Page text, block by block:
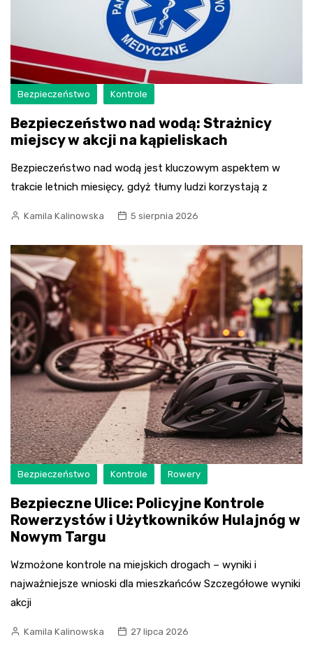
Bezpieczeństwo Kontrole
Bezpieczeństwo nad wodą: Strażnicy
miejscy w akcji na kąpieliskach
Bezpieczeństwo nad wodą jest kluczowym aspektem w
trakcie letnich miesięcy, gdyż tłumy ludzi korzystają z
Kamila Kalinowska 5 sierpnia 2026
Bezpieczeństwo Kontrole Rowery
Bezpieczne Ulice: Policyjne Kontrole
Rowerzystów i Użytkowników Hulajnóg w
Nowym Targu
Wzmożone kontrole na miejskich drogach – wyniki i
najważniejsze wnioski dla mieszkańców Szczegółowe wyniki
akcji
Kamila Kalinowska 27 lipca 2026